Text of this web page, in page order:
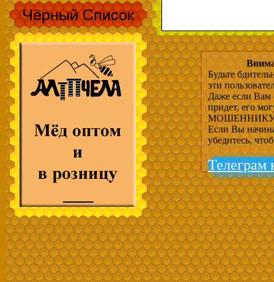
Будьте
эти
Даже если Вам
придет, его
МОШЕННИКУ,
Если Вы
убедитесь,
Телеграм